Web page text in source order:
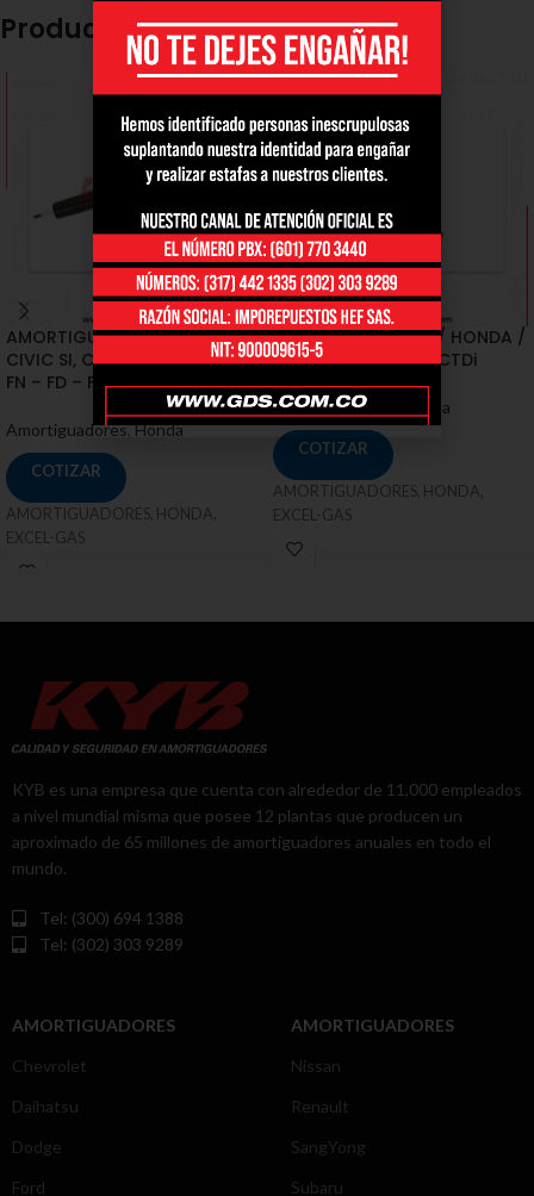
Productos relacionados
AMORTIGUADORES / HONDA /
CIVIC SI, COUPE DX , SI [FK –
FN – FD – FA]
Amortiguadores,Honda
COTIZAR
AMORTIGUADORES, HONDA,
EXCEL-GAS
AMORTIGUADORES / HONDA /
CR-V 2.0 Ivtec, 2.2 iCTDi
Amortiguadores Honda
COTIZAR
AMORTIGUADORES, HONDA,
EXCEL-GAS
KYB es una empresa que cuenta con alrededor de 11,000 empleados
a nivel mundial misma que posee 12 plantas que producen un
aproximado de 65 millones de amortiguadores anuales en todo el
mundo.
Tel: (300) 694 1388
Tel: (302) 303 9289
AMORTIGUADORES
Chevrolet
Daihatsu
Dodge
Ford
AMORTIGUADORES
Nissan
Renault
SangYong
Subaru